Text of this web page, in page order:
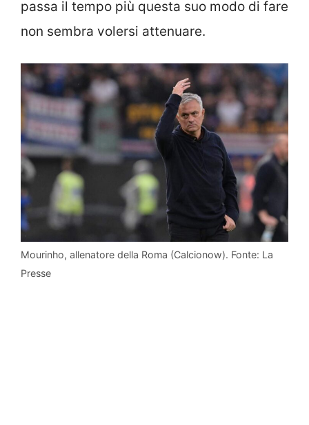
passa il tempo più questa suo modo di fare
non sembra volersi attenuare.
Mourinho, allenatore della Roma (Calcionow). Fonte: La
Presse